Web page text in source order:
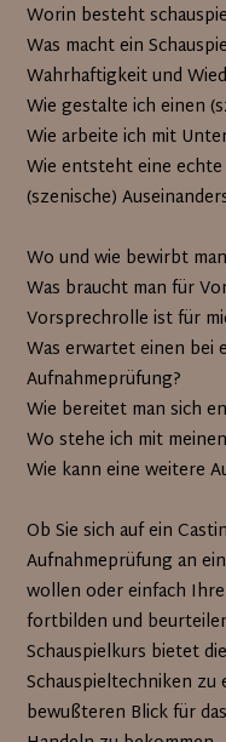
Worin besteht
Was macht ein
Wahrhaftigkeit und
Wie gestalte ich einen
Wie arbeite ich mit
Wie entsteht eine
(szenische)
Wo und wie bewirbt
Was braucht man für
Vorsprechrolle ist für
Was erwartet einen bei
Aufnahmeprüfung?
Wie bereitet man sich
Wo stehe ich mit
Wie kann eine weitere
Ob Sie sich auf ein
Aufnahmeprüfung an
wollen oder einfach
fortbilden und
Schauspielkurs bietet
Schauspieltechniken
bewußteren Blick für